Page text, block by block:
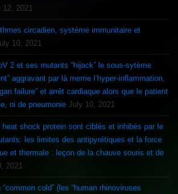
12, 2021
circadien, système immunitaire et
10, 2021
2 et ses mutants “hijack” le sous-sytème
aggravant par là meme l’hyper-inflammation,
failure” et arrêt cardiaque alors que le patient
ni de pneumonie July 10, 2021
shock protein sont ciblés et inhibés par le
les limites des antipyrétiques et la force
et thermale : leçon de la chauve souris et de
2021
cold” (les “human rhinoviruses